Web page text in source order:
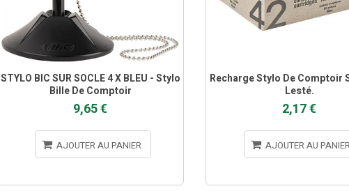
STYLO BIC SUR SOCLE 4 X BLEU - Stylo
Bille De Comptoir
9,65 €
AJOUTER AU PANIER
Recharge Stylo De Comptoir
Lesté.
2,17 €
AJOUTER AU